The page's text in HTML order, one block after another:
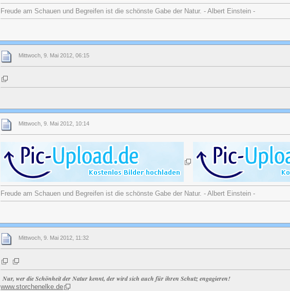
Freude am Schauen und Begreifen ist die schönste Gabe der Natur. - Albert Einstein -
Mittwoch, 9. Mai 2012, 06:15
Mittwoch, 9. Mai 2012, 10:14
Freude am Schauen und Begreifen ist die schönste Gabe der Natur. - Albert Einstein -
Mittwoch, 9. Mai 2012, 11:32
Nur, wer die Schönheit der Natur kennt, der wird sich auch für ihren Schutz engagieren!
www.storchenelke.de